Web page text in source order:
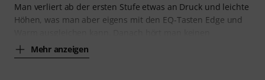
Man verliert ab der ersten Stufe etwas an Druck und leichte
Höhen, was man aber eigens mit den EQ-Tasten Edge und
Mehr anzeigen